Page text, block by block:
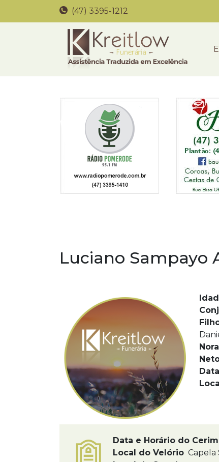
(47) 3395-1212
Luciano Sampayo
Data e Horário do
Local do Velório Capela